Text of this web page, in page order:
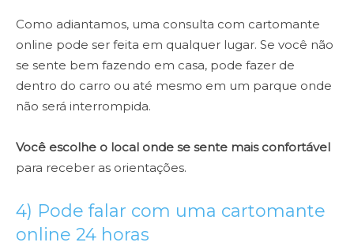
Como adiantamos, uma consulta com cartomante
online pode ser feita em qualquer lugar. Se você não
se sente bem fazendo em casa, pode fazer de
dentro do carro ou até mesmo em um parque onde
não será interrompida.
Você escolhe o local onde se sente mais confortável
para receber as orientações.
4) Pode falar com uma cartomante
online 24 horas